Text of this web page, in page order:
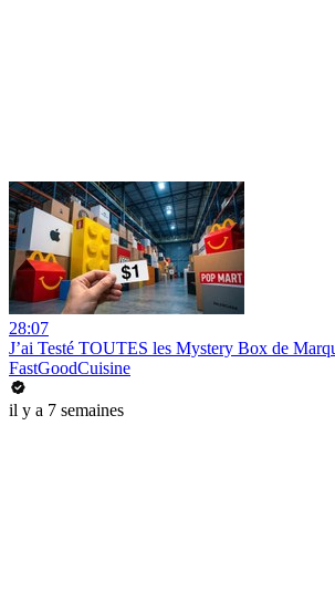
28:07
J’ai Testé TOUTES les Mystery Box de
FastGoodCuisine
il y a 7 semaines